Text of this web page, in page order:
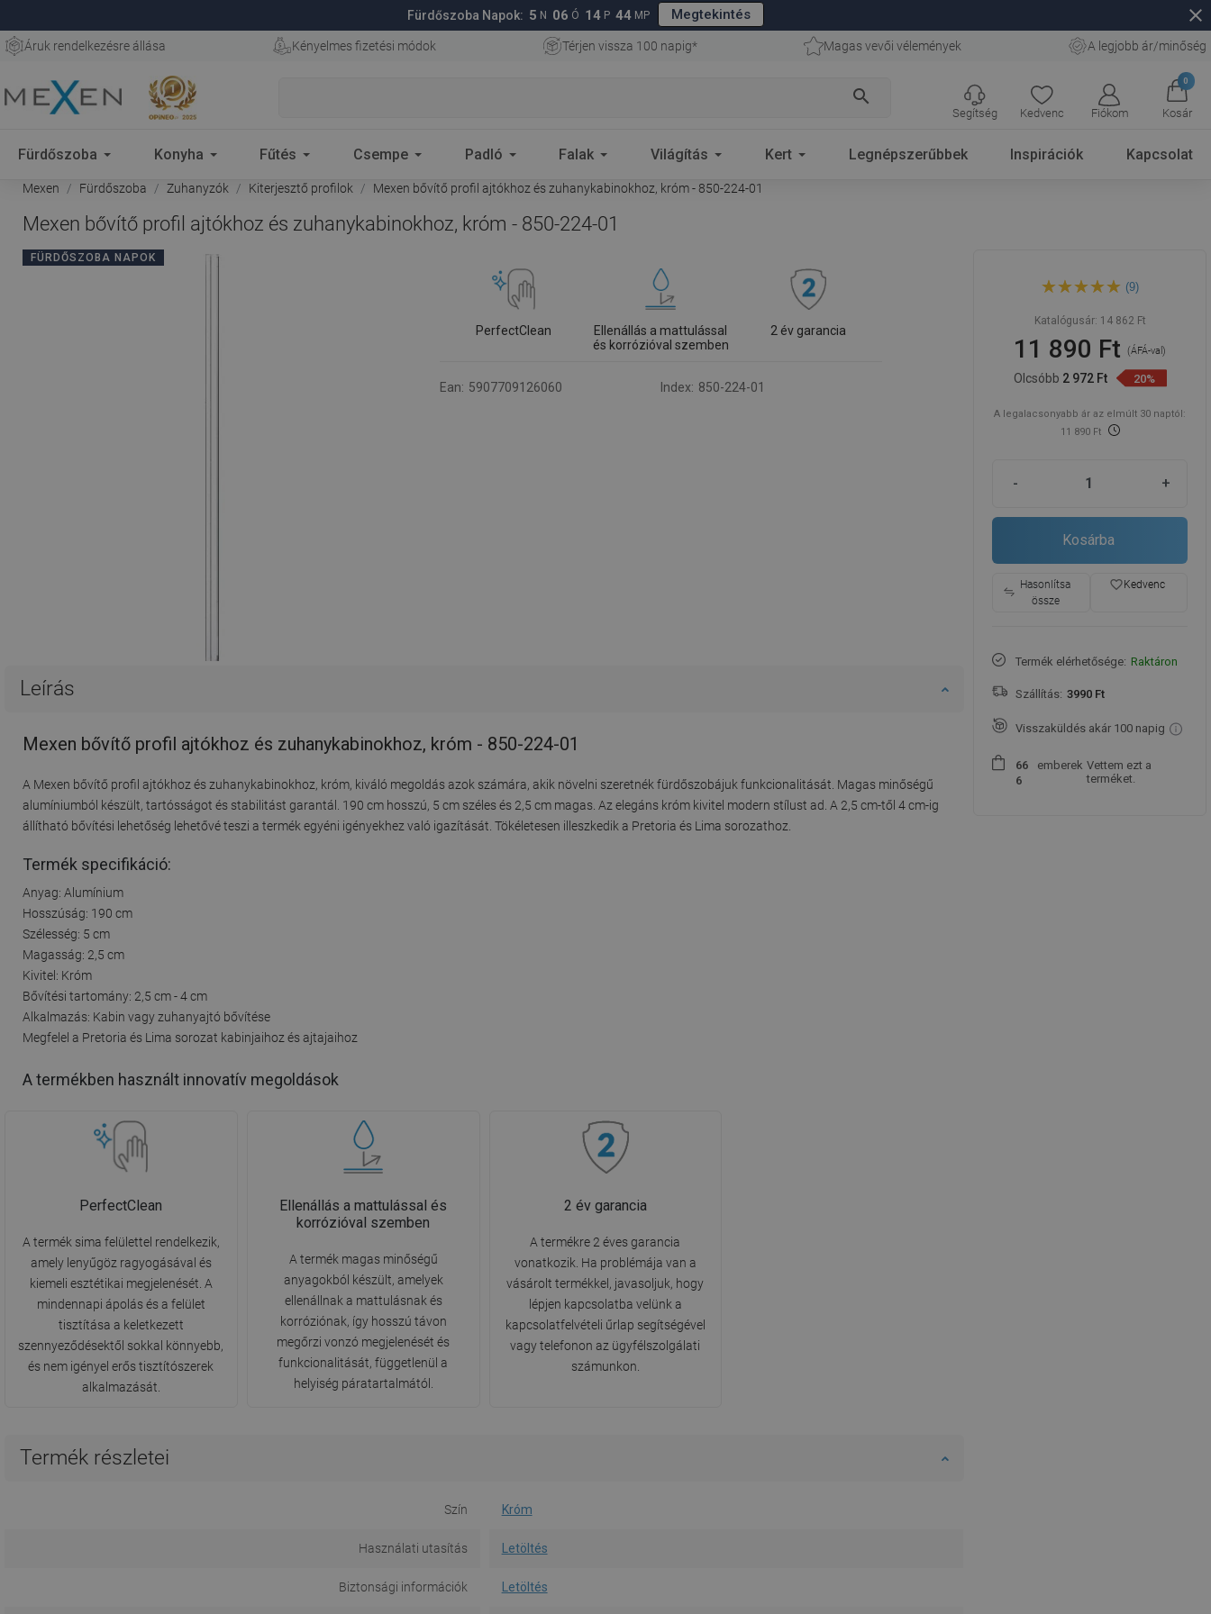
Fürdőszoba Napok: 5 N 06 Ó 14 P 43 MP Megtekintés close
Áruk rendelkezésre állása Kényelmes fizetési módok Térjen vissza 100 napig* Magas vevői vélemények A legjobb ár/minőség
search
Kedvenc Fiókom
0
Kosár
Segítség
Fürdőszoba Konyha Fűtés Csempe Padló Falak Világítás Kert Legnépszerűbbek Inspirációk Kapcsolat
Mexen Fürdőszoba Zuhanyzók Kiterjesztő profilok Mexen bővítő profil ajtókhoz és zuhanykabinokhoz, króm - 850-224-01
Mexen bővítő profil ajtókhoz és zuhanykabinokhoz, króm - 850-224-01
FÜRDŐSZOBA NAPOK
PerfectClean
Ellenállás a mattulással
és korrózióval szemben
2 év garancia
Ean: 5907709126060 Index: 850-224-01
Leírás
Mexen bővítő profil ajtókhoz és zuhanykabinokhoz, króm - 850-224-01
A Mexen bővítő profil ajtókhoz és zuhanykabinokhoz, króm, kiváló megoldás azok számára, akik növelni szeretnék fürdőszobájuk funkcionalitását. Magas minőségű
alumíniumból készült, tartósságot és stabilitást garantál. 190 cm hosszú, 5 cm széles és 2,5 cm magas. Az elegáns króm kivitel modern stílust ad. A 2,5 cm-től 4 cm-ig
állítható bővítési lehetőség lehetővé teszi a termék egyéni igényekhez való igazítását. Tökéletesen illeszkedik a Pretoria és Lima sorozathoz.
Termék specifikáció:
Anyag: Alumínium
Hosszúság: 190 cm
Szélesség: 5 cm
Magasság: 2,5 cm
Kivitel: Króm
Bővítési tartomány: 2,5 cm - 4 cm
Alkalmazás: Kabin vagy zuhanyajtó bővítése
Megfelel a Pretoria és Lima sorozat kabinjaihoz és ajtajaihoz
A termékben használt innovatív megoldások
PerfectClean
A termék sima felülettel rendelkezik,
amely lenyűgöz ragyogásával és
kiemeli esztétikai megjelenését. A
mindennapi ápolás és a felület
tisztítása a keletkezett
szennyeződésektől sokkal könnyebb,
és nem igényel erős tisztítószerek
alkalmazását.
Ellenállás a mattulással és
korrózióval szemben
A termék magas minőségű
anyagokból készült, amelyek
ellenállnak a mattulásnak és
korróziónak, így hosszú távon
megőrzi vonzó megjelenését és
funkcionalitását, függetlenül a
helyiség páratartalmától.
2 év garancia
A termékre 2 éves garancia
vonatkozik. Ha problémája van a
vásárolt termékkel, javasoljuk, hogy
lépjen kapcsolatba velünk a
kapcsolatfelvételi űrlap segítségével
vagy telefonon az ügyfélszolgálati
számunkon.
Termék részletei
Szín Króm
Használati utasítás Letöltés
Biztonsági információk Letöltés
és zuhanykabinokhoz, króm -
(9)
Katalógusár: 14 862 Ft
11 890 Ft(ÁFÁ-val)
Olcsóbb 2 972 Ft 20%
A legalacsonyabb ár az elmúlt 30 naptól:
11 890 Ft
- +
Kosárba
Hasonlítsa
össze
favorite_borderKedvenc
Termék elérhetősége: Raktáron
Szállítás: 3990 Ft
Visszaküldés akár 100 napig
66
6
emberek Vettem ezt a
terméket.